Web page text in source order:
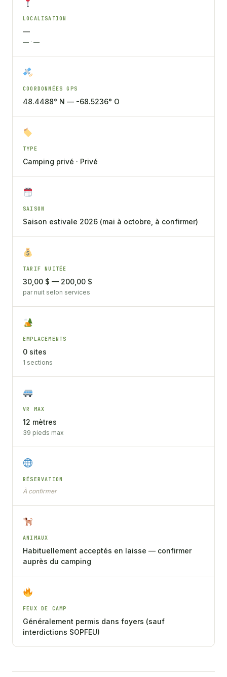
LOCALISATION
—
— · —
COORDONNÉES GPS
48.4488° N — -68.5236° O
TYPE
Camping privé · Privé
SAISON
Saison estivale 2026 (mai à octobre, à confirmer)
TARIF NUITÉE
30,00 $ — 200,00 $
par nuit selon services
EMPLACEMENTS
0 sites
1 sections
VR MAX
12 mètres
39 pieds max
RÉSERVATION
À confirmer
ANIMAUX
Habituellement acceptés en laisse — confirmer
auprès du camping
FEUX DE CAMP
Généralement permis dans foyers (sauf
interdictions SOPFEU)